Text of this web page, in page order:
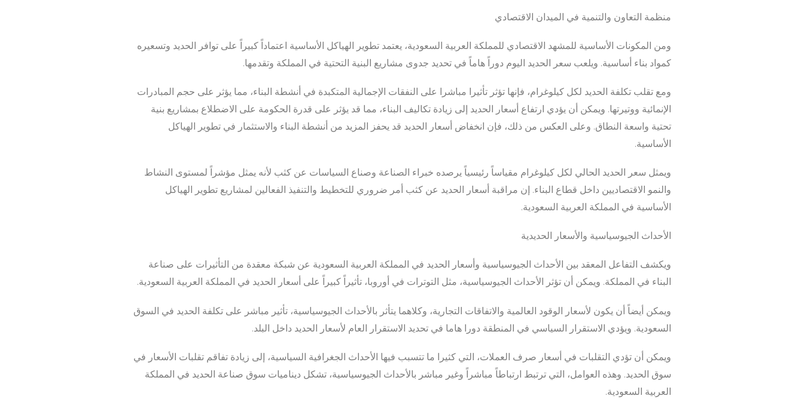
منظمة التعاون والتنمية في الميدان الاقتصادي
ومن المكونات الأساسية للمشهد الاقتصادي للمملكة العربية السعودية، يعتمد تطوير الهياكل الأساسية اعتماداً كبيراً على توافر الحديد وتسعيره
كمواد بناء أساسية. ويلعب سعر الحديد اليوم دوراً هاماً في تحديد جدوى مشاريع البنية التحتية في المملكة وتقدمها.
ومع تقلب تكلفة الحديد لكل كيلوغرام، فإنها تؤثر تأثيرا مباشرا على النفقات الإجمالية المتكبدة في أنشطة البناء، مما يؤثر على حجم المبادرات
الإنمائية ووتيرتها. ويمكن أن يؤدي ارتفاع أسعار الحديد إلى زيادة تكاليف البناء، مما قد يؤثر على قدرة الحكومة على الاضطلاع بمشاريع بنية
تحتية واسعة النطاق. وعلى العكس من ذلك، فإن انخفاض أسعار الحديد قد يحفز المزيد من أنشطة البناء والاستثمار في تطوير الهياكل
الأساسية.
ويمثل سعر الحديد الحالي لكل كيلوغرام مقياساً رئيسياً يرصده خبراء الصناعة وصناع السياسات عن كثب لأنه يمثل مؤشراً لمستوى النشاط
والنمو الاقتصاديين داخل قطاع البناء. إن مراقبة أسعار الحديد عن كثب أمر ضروري للتخطيط والتنفيذ الفعالين لمشاريع تطوير الهياكل
الأساسية في المملكة العربية السعودية.
الأحداث الجيوسياسية والأسعار الحديدية
ويكشف التفاعل المعقد بين الأحداث الجيوسياسية وأسعار الحديد في المملكة العربية السعودية عن شبكة معقدة من التأثيرات على صناعة
البناء في المملكة. ويمكن أن تؤثر الأحداث الجيوسياسية، مثل التوترات في أوروبا، تأثيراً كبيراً على أسعار الحديد في المملكة العربية السعودية.
ويمكن أيضاً أن يكون لأسعار الوقود العالمية والاتفاقات التجارية، وكلاهما يتأثر بالأحداث الجيوسياسية، تأثير مباشر على تكلفة الحديد في السوق
السعودية. ويؤدي الاستقرار السياسي في المنطقة دورا هاما في تحديد الاستقرار العام لأسعار الحديد داخل البلد.
ويمكن أن تؤدي التقلبات في أسعار صرف العملات، التي كثيرا ما تتسبب فيها الأحداث الجغرافية السياسية، إلى زيادة تفاقم تقلبات الأسعار في
سوق الحديد. وهذه العوامل، التي ترتبط ارتباطاً مباشراً وغير مباشر بالأحداث الجيوسياسية، تشكل ديناميات سوق صناعة الحديد في المملكة
العربية السعودية.